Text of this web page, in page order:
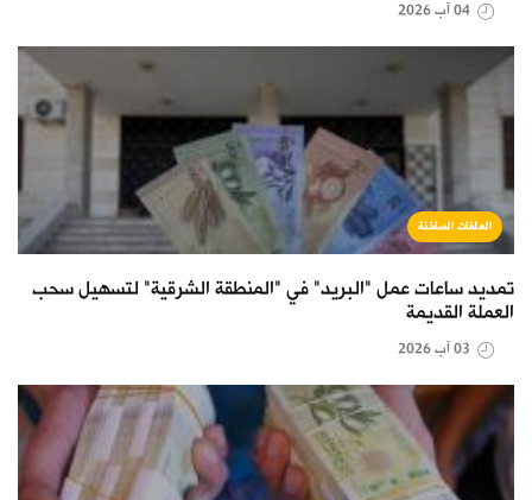
الملفات الساخنة
تمديد ساعات عمل "البريد" في "المنطقة الشرقية" لتسهيل سحب
العملة القديمة